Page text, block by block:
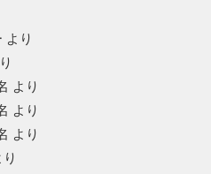
より
より
より
より